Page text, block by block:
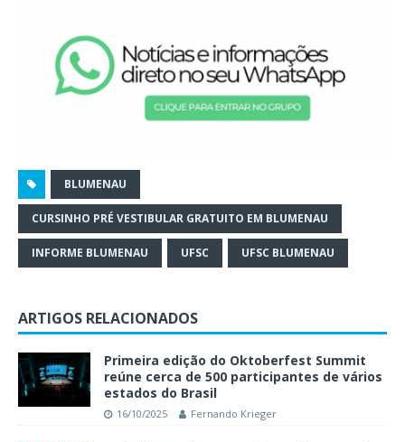
BLUMENAU
CURSINHO PRÉ VESTIBULAR GRATUITO EM BLUMENAU
INFORME BLUMENAU UFSC UFSC BLUMENAU
ARTIGOS RELACIONADOS
Primeira edição do Oktoberfest Summit
reúne cerca de 500 participantes de vários
estados do Brasil
16/10/2025 Fernando Krieger